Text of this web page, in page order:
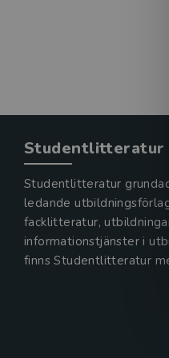
Studentlitteratur
Studentlitteratur
ledande
facklitteratur,
informationstjänster i
finns Studentlitteratur